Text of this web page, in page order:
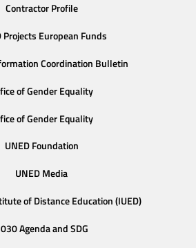
Contractor Profile
Projects European Funds
Coordination Bulletin
of Gender Equality
of Gender Equality
UNED Foundation
UNED Media
of Distance Education (IUED)
Agenda and SDG